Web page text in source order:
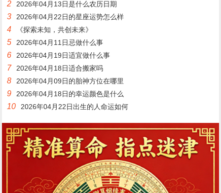
2 2026年04月13日是什么农历日期
3 2026年04月22日的星座运势怎么样
4 《探索未知，共创未来》
5 2026年04月11日忌做什么事
6 2026年04月19日适宜做什么事
7 2026年04月18日适合搬家吗
8 2026年04月09日的胎神方位在哪里
9 2026年04月18日的幸运颜色是什么
10 2026年04月22日出生的人命运如何